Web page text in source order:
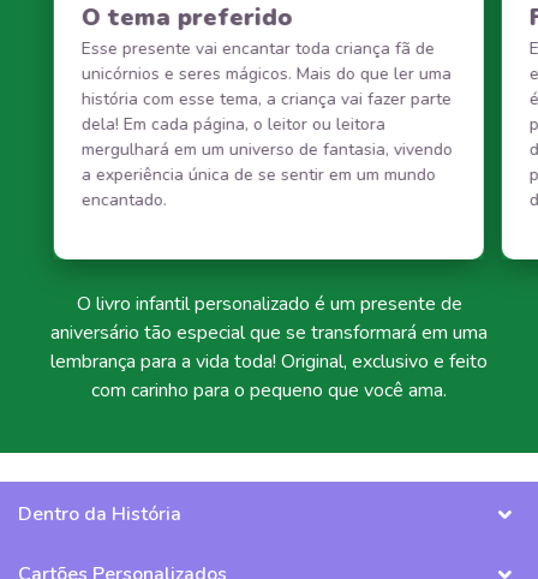
O tema preferido
Esse presente vai encantar toda criança fã de
unicórnios e seres mágicos. Mais do que ler uma
história com esse tema, a criança vai fazer parte
dela! Em cada página, o leitor ou leitora
mergulhará em um universo de fantasia, vivendo
a experiência única de se sentir em um mundo
encantado.
O livro infantil personalizado é um presente de
aniversário tão especial que se transformará em uma
lembrança para a vida toda! Original, exclusivo e feito
com carinho para o pequeno que você ama.
Dentro da História